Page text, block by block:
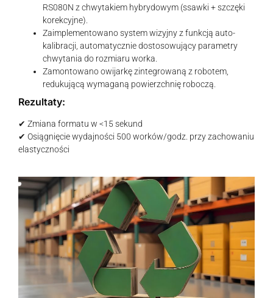
RS080N z chwytakiem hybrydowym (ssawki + szczęki
korekcyjne).
Zaimplementowano system wizyjny z funkcją auto-
kalibracji, automatycznie dostosowujący parametry
chwytania do rozmiaru worka.
Zamontowano owijarkę zintegrowaną z robotem,
redukującą wymaganą powierzchnię roboczą.
Rezultaty:
✔ Zmiana formatu w <15 sekund
✔ Osiągnięcie wydajności 500 worków/godz. przy zachowaniu
elastyczności